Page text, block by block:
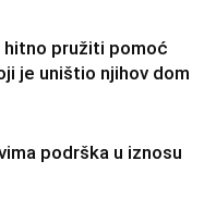
pružiti pomoć
je uništio njihov dom
podrška u iznosu